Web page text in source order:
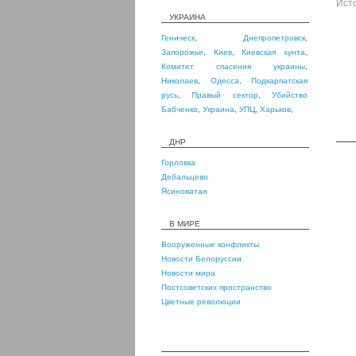
УКРАИНА
Геническ Днепропетровск
Запорожье
Киев,Киевская хунта
Комитет спасения украины
Николаев
Одесса
Подкарпатская
русь ,Правый сектор,Убийство
Бабченко Украина УПЦ Харьков
ДНР
Горловка
Дебальцево
Ясиноватая
В МИРЕ
Вооруженные конфликты
Новости Белоруссии
Новости мира
Постсоветских пространство
Цветные революции